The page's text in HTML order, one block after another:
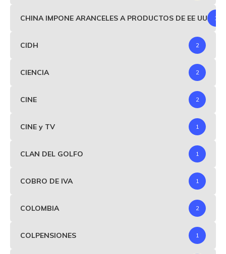
CHINA IMPONE ARANCELES A PRODUCTOS DE EE UU 1
CIDH 2
CIENCIA 2
CINE 2
CINE y TV 1
CLAN DEL GOLFO 1
COBRO DE IVA 1
COLOMBIA 2
COLPENSIONES 1